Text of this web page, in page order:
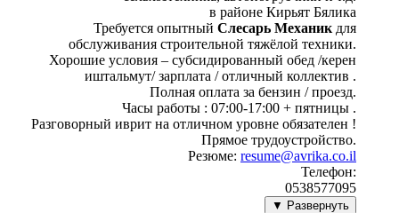
в районе Кирьят Бялика
Требуется опытный Слесарь Механик для
обслуживания строительной тяжёлой техники.
Хорошие условия – субсидированный обед /керен
иштальмут/ зарплата / отличный коллектив .
Полная оплата за бензин / проезд.
Часы работы : 07:00-17:00 + пятницы .
Разговорный иврит на отличном уровне обязателен !
Прямое трудоустройство.
Резюме: resume@avrika.co.il
Телефон:
0538577095
Развернуть ▼